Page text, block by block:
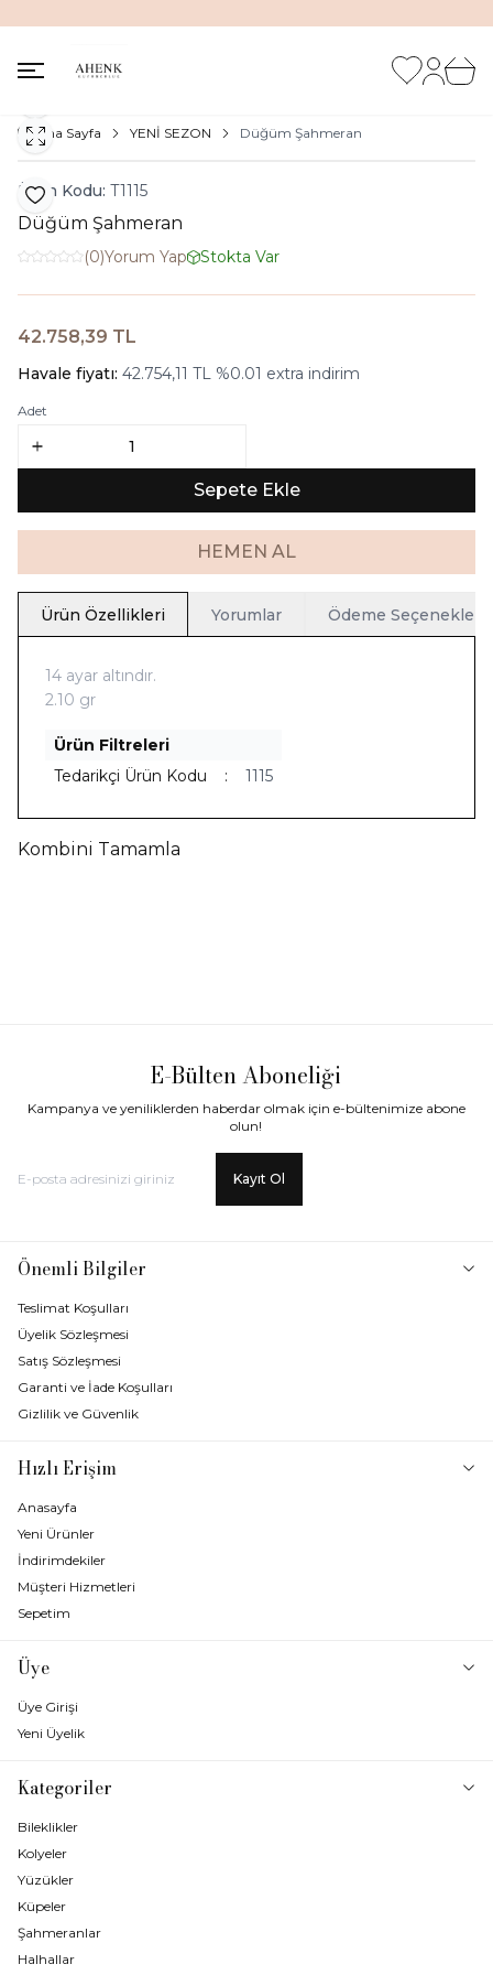
Favorilerim
Hesabım
Ana Sayfa YENİ SEZON Düğüm Şahmeran
Favoriye Ekle
Ürün Kodu: T1115
Düğüm Şahmeran
(0)Yorum Yap Stokta Var
42.758,39 TL
Havale fiyatı: 42.754,11 TL %0.01 extra indirim
Adet
Sepete Ekle
HEMEN AL
Ürün Özellikleri Yorumlar Ödeme Seçenekleri
14 ayar altındır.
2.10 gr
Ürün Filtreleri
Tedarikçi Ürün Kodu
: 1115
Kombini Tamamla
E-Bülten Aboneliği
Kampanya ve yeniliklerden haberdar olmak için e-bültenimize abone
olun!
Kayıt Ol
Önemli Bilgiler
Teslimat Koşulları
Üyelik Sözleşmesi
Satış Sözleşmesi
Garanti ve İade Koşulları
Gizlilik ve Güvenlik
Hızlı Erişim
Anasayfa
Yeni Ürünler
İndirimdekiler
Müşteri Hizmetleri
Sepetim
Üye
Üye Girişi
Yeni Üyelik
Kategoriler
Bileklikler
Kolyeler
Yüzükler
Küpeler
Şahmeranlar
Halhallar